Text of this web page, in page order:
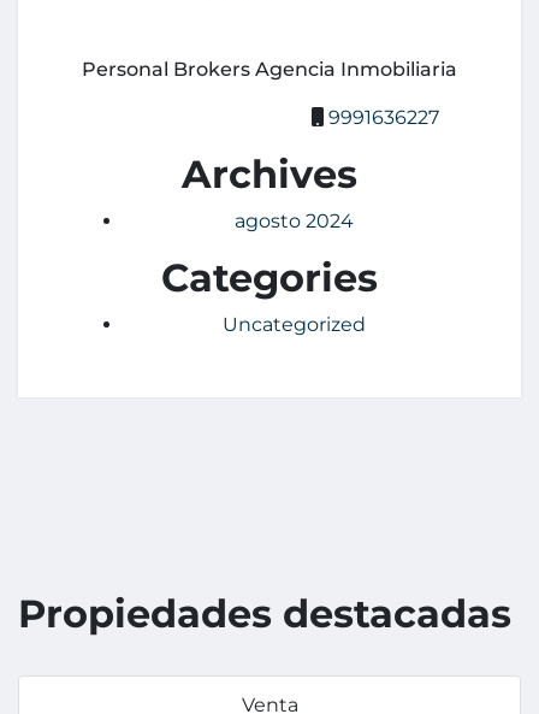
Personal Brokers Agencia Inmobiliaria
9991636227
Archives
agosto 2024
Categories
Uncategorized
Propiedades destacadas
Venta